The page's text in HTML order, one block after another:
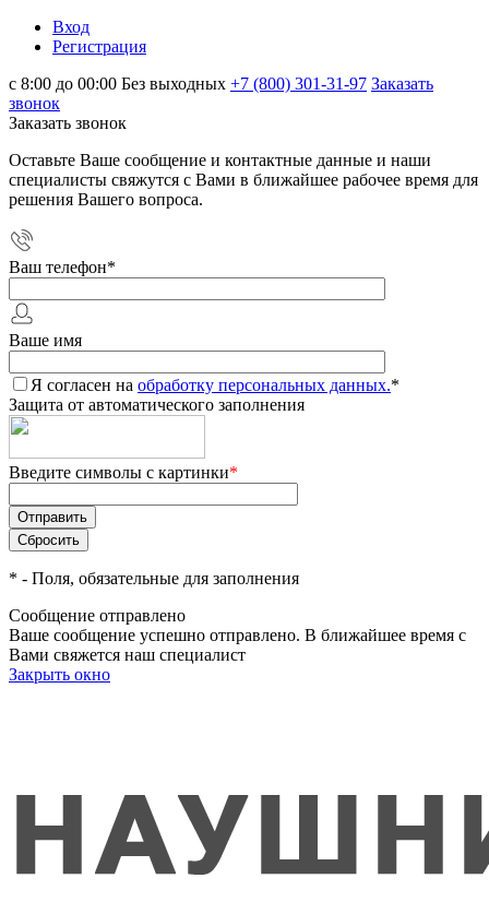
Вход
Регистрация
с 8:00 до 00:00 Без выходных +7 (800) 301-31-97 Заказать
звонок
Заказать звонок
Оставьте Ваше сообщение и контактные данные и наши
специалисты свяжутся с Вами в ближайшее рабочее время для
решения Вашего вопроса.
Ваш телефон*
Ваше имя
Я согласен на обработку персональных данных.*
Защита от автоматического заполнения
Введите символы с картинки*
* - Поля, обязательные для заполнения
Сообщение отправлено
Ваше сообщение успешно отправлено. В ближайшее время с
Вами свяжется наш специалист
Закрыть окно